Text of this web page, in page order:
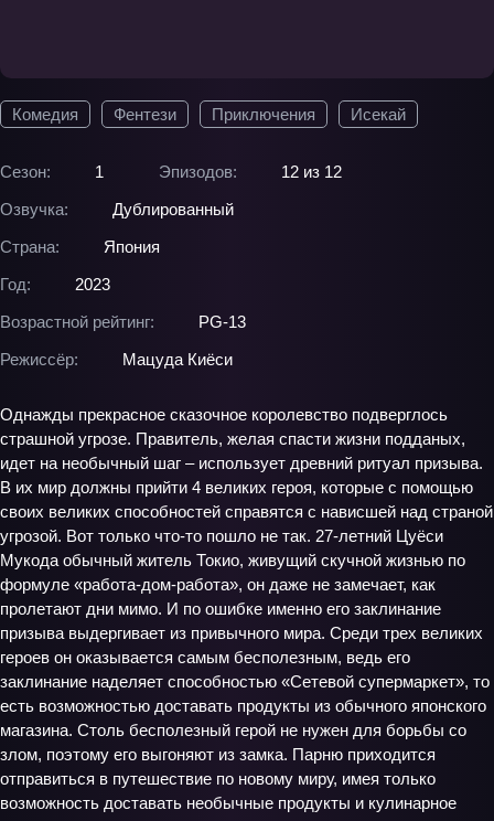
Комедия Фентези Приключения Исекай
Сезон: 1 Эпизодов:
12 из 12
Озвучка:
Дублированный
Страна:
Япония
Год:
2023
Возрастной рейтинг:
PG-13
Режиссёр:
Мацуда Киёси
Однажды прекрасное сказочное королевство подверглось
страшной угрозе. Правитель, желая спасти жизни подданых,
идет на необычный шаг – использует древний ритуал призыва.
В их мир должны прийти 4 великих героя, которые с помощью
своих великих способностей справятся с нависшей над страной
угрозой. Вот только что-то пошло не так. 27-летний Цуёси
Мукода обычный житель Токио, живущий скучной жизнью по
формуле «работа-дом-работа», он даже не замечает, как
пролетают дни мимо. И по ошибке именно его заклинание
призыва выдергивает из привычного мира. Среди трех великих
героев он оказывается самым бесполезным, ведь его
заклинание наделяет способностью «Сетевой супермаркет», то
есть возможностью доставать продукты из обычного японского
магазина. Столь бесполезный герой не нужен для борьбы со
злом, поэтому его выгоняют из замка. Парню приходится
отправиться в путешествие по новому миру, имея только
возможность доставать необычные продукты и кулинарное